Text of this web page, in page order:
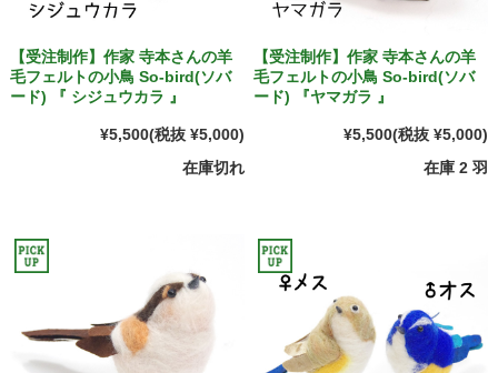
【受注制作】作家 寺本さんの羊
毛フェルトの小鳥 So-bird(ソバ
ード) 『 シジュウカラ 』
¥5,500(税抜 ¥5,000)
在庫切れ
【受注制作】作家 寺本さんの羊
毛フェルトの小鳥 So-bird(ソバ
ード) 『ヤマガラ 』
¥5,500(税抜 ¥5,000)
在庫 2 羽